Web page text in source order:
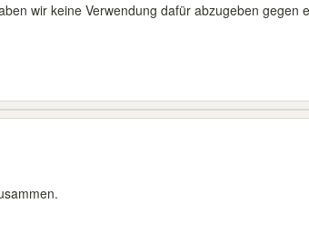
wir keine Verwendung dafür abzugeben gegen